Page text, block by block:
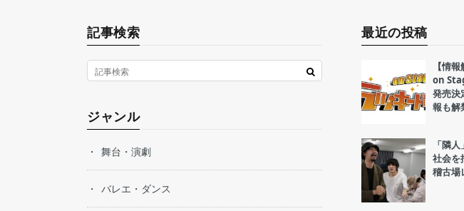
記事検索
ジャンル
舞台・演劇
バレエ・ダンス
最近の投稿
【情
on
発売決
報も解
「隣
社会を
稽古場